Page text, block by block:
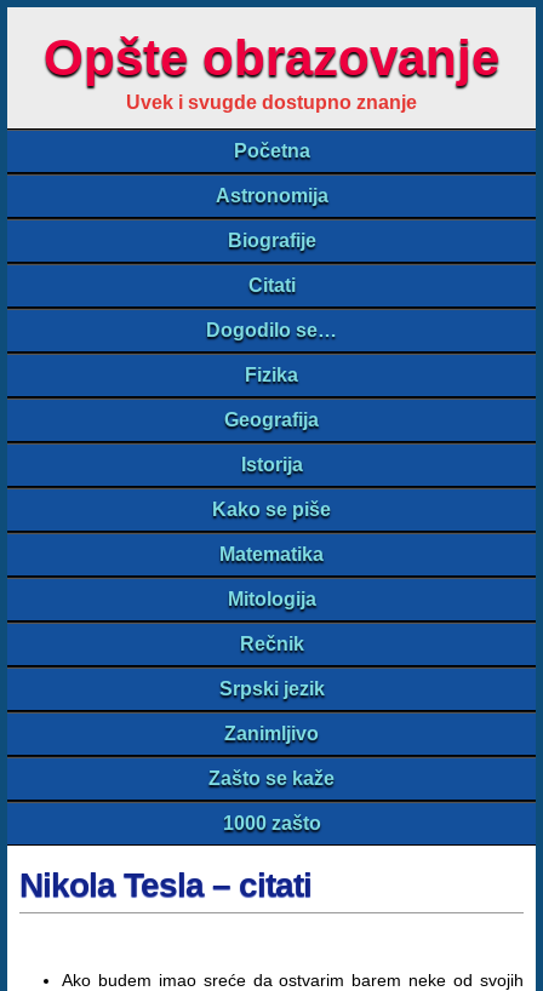
Opšte obrazovanje
Uvek i svugde dostupno znanje
Početna
Astronomija
Biografije
Citati
Dogodilo se…
Fizika
Geografija
Istorija
Kako se piše
Matematika
Mitologija
Rečnik
Srpski jezik
Zanimljivo
Zašto se kaže
1000 zašto
Nikola Tesla – citati
Ako budem imao sreće da ostvarim barem neke od svojih